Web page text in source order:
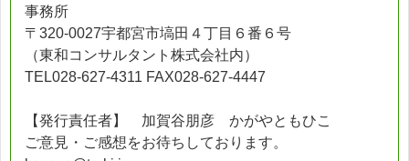
事務所
〒320-0027宇都宮市塙田４丁目６番６号
（東和コンサルタント株式会社内）
TEL028-627-4311 FAX028-627-4447
【発行責任者】 加賀谷朋彦 かがやともひこ
ご意見・ご感想をお待ちしております。